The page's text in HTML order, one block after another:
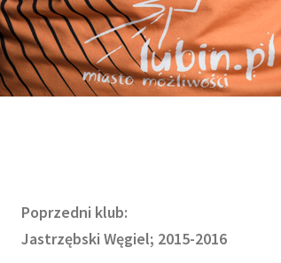
Poprzedni klub:
Jastrzębski Węgiel; 2015-2016